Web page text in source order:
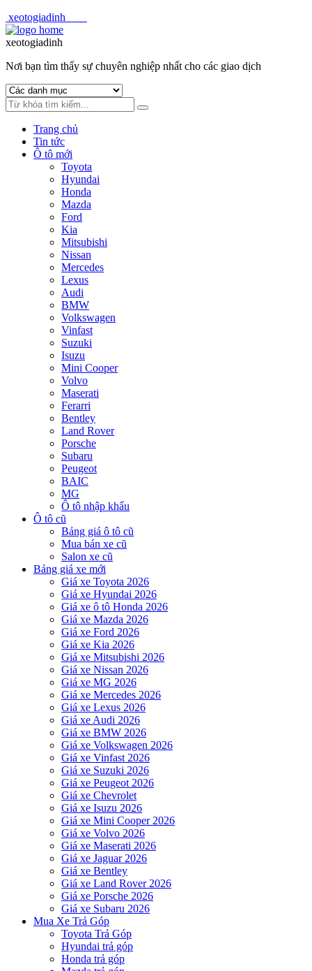
xeotogiadinh
Skip
to
Skip
to
xeotogiadinh
Nơi bạn tìm thấy sự chuyên nghiệp nhất cho các giao dịch
Trang chủ
Tin tức
Ô tô mới
Toyota
Hyundai
Honda
Mazda
Ford
Kia
Mitsubishi
Nissan
Mercedes
Lexus
Audi
BMW
Volkswagen
Vinfast
Suzuki
Isuzu
Mini Cooper
Volvo
Maserati
Ferarri
Bentley
Land Rover
Porsche
Subaru
Peugeot
BAIC
MG
Ô tô nhập khẩu
Ô tô cũ
Bảng giá ô tô cũ
Mua bán xe cũ
Salon xe cũ
Bảng giá xe mới
Giá xe Toyota 2026
Giá xe Hyundai 2026
Giá xe ô tô Honda 2026
Giá xe Mazda 2026
Giá xe Ford 2026
Giá xe Kia 2026
Giá xe Mitsubishi 2026
Giá xe Nissan 2026
Giá xe MG 2026
Giá xe Mercedes 2026
Giá xe Lexus 2026
Giá xe Audi 2026
Giá xe BMW 2026
Giá xe Volkswagen 2026
Giá xe Vinfast 2026
Giá xe Suzuki 2026
Giá xe Peugeot 2026
Giá xe Chevrolet
Giá xe Isuzu 2026
Giá xe Mini Cooper 2026
Giá xe Volvo 2026
Giá xe Maserati 2026
Giá xe Jaguar 2026
Giá xe Bentley
Giá xe Land Rover 2026
Giá xe Porsche 2026
Giá xe Subaru 2026
Mua Xe Trả Góp
Toyota Trả Góp
Hyundai trả góp
Honda trả góp